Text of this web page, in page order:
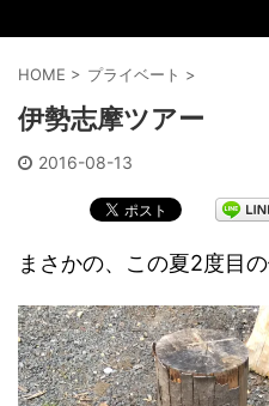
HOME > プライベート >
伊勢志摩ツアー
2016-08-13
まさかの、この夏2度目